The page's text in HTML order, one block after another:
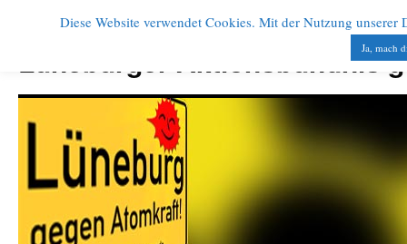
Lüneburger Aktionsbündnis
Diese Website verwendet Cookies. Mit der Nutzung
Ja, mach